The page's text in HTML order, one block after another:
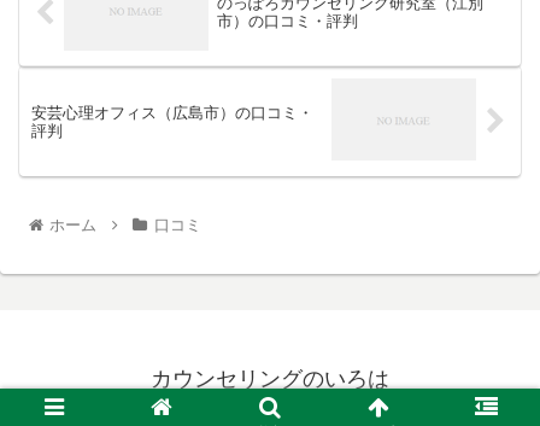
市）の口コミ・評判
安芸心理オフィス（広島市）の口コミ・
評判
ホーム 口コミ
カウンセリングのいろは
© 2022 カウンセリングのいろは.